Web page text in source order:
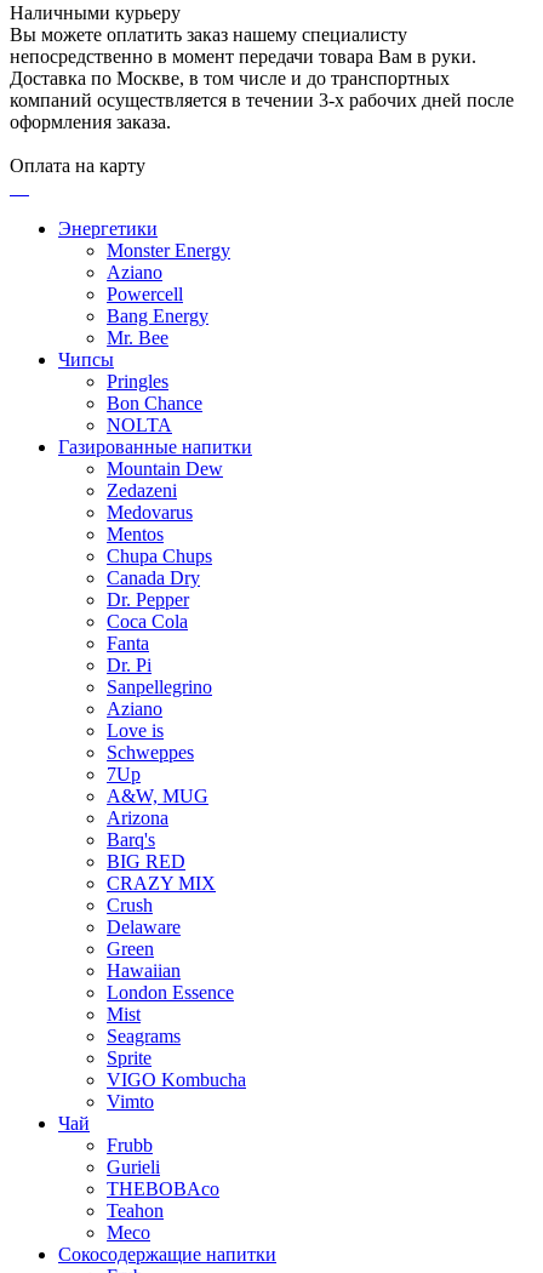
Наличными курьеру
Вы можете оплатить заказ нашему специалисту
непосредственно в момент передачи товара Вам в руки.
Доставка по Москве, в том числе и до транспортных
компаний осуществляется в течении 3-х рабочих дней после
оформления заказа.
Оплата на карту
Энергетики
Monster Energy
Aziano
Powercell
Bang Energy
Mr. Bee
Чипсы
Pringles
Bon Chance
NOLTA
Газированные напитки
Mountain Dew
Zedazeni
Medovarus
Mentos
Chupa Chups
Canada Dry
Dr. Pepper
Coca Cola
Fanta
Dr. Pi
Sanpellegrino
Aziano
Love is
Schweppes
7Up
A&W, MUG
Arizona
Barq's
BIG RED
CRAZY MIX
Crush
Delaware
Green
Hawaiian
London Essence
Mist
Seagrams
Sprite
VIGO Kombucha
Vimto
Чай
Frubb
Gurieli
THEBOBAco
Teahon
Meco
Сокосодержащие напитки